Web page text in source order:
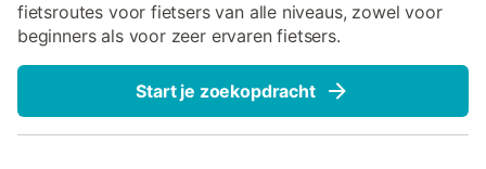
fietsroutes voor fietsers van alle niveaus, zowel voor
beginners als voor zeer ervaren fietsers.
Start je zoekopdracht